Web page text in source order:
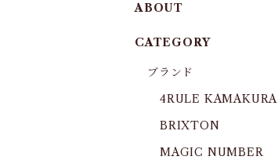
ABOUT
CATEGORY
ブランド
4RULE KAMAKURA
BRIXTON
MAGIC NUMBER